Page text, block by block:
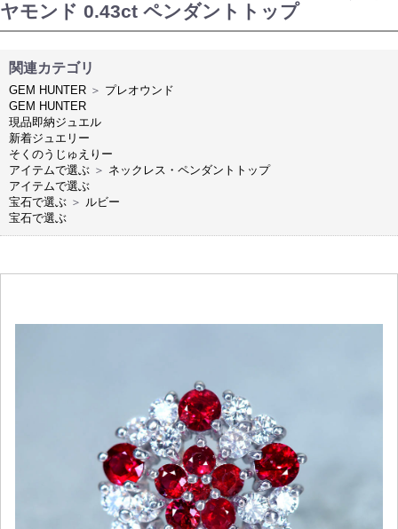
ヤモンド 0.43ct ペンダントトップ
関連カテゴリ
GEM HUNTER ＞ プレオウンド
GEM HUNTER
現品即納ジュエル
新着ジュエリー
そくのうじゅえりー
アイテムで選ぶ ＞ ネックレス・ペンダントトップ
アイテムで選ぶ
宝石で選ぶ ＞ ルビー
宝石で選ぶ